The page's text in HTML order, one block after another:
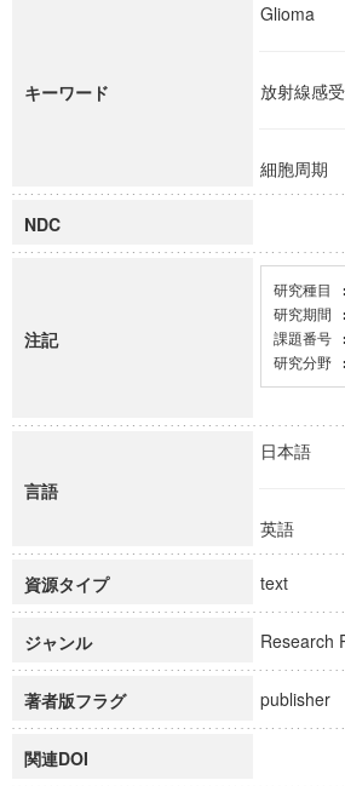
キーワード
Glioma
放射線感
細胞周期
NDC
注記
研究種
研究期間
課題番号
研究分野
言語
日本語
英語
資源タイプ text
ジャンル
著者版フラグ publisher
関連DOI